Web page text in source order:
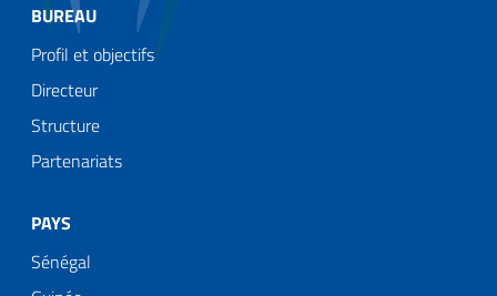
BUREAU
Profil et objectifs
Directeur
Structure
Partenariats
PAYS
Sénégal